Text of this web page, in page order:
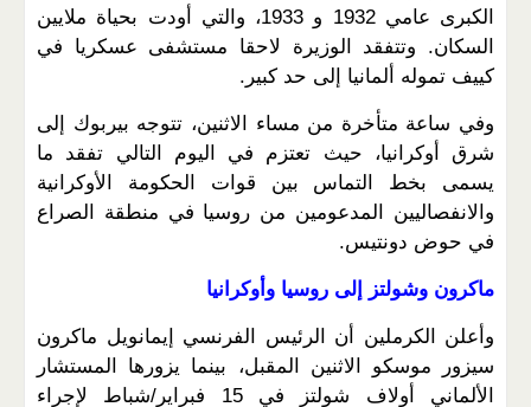
الكبرى عامي 1932 و 1933، والتي أودت بحياة ملايين
السكان. وتتفقد الوزيرة لاحقا مستشفى عسكريا في
كييف تموله ألمانيا إلى حد كبير.
وفي ساعة متأخرة من مساء الاثنين، تتوجه بيربوك إلى
شرق أوكرانيا، حيث تعتزم في اليوم التالي تفقد ما
يسمى بخط التماس بين قوات الحكومة الأوكرانية
والانفصاليين المدعومين من روسيا في منطقة الصراع
في حوض دونتيس.
ماكرون وشولتز إلى روسيا وأوكرانيا
وأعلن الكرملين أن الرئيس الفرنسي إيمانويل ماكرون
سيزور موسكو الاثنين المقبل، بينما يزورها المستشار
الألماني أولاف شولتز في 15 فبراير/شباط لإجراء